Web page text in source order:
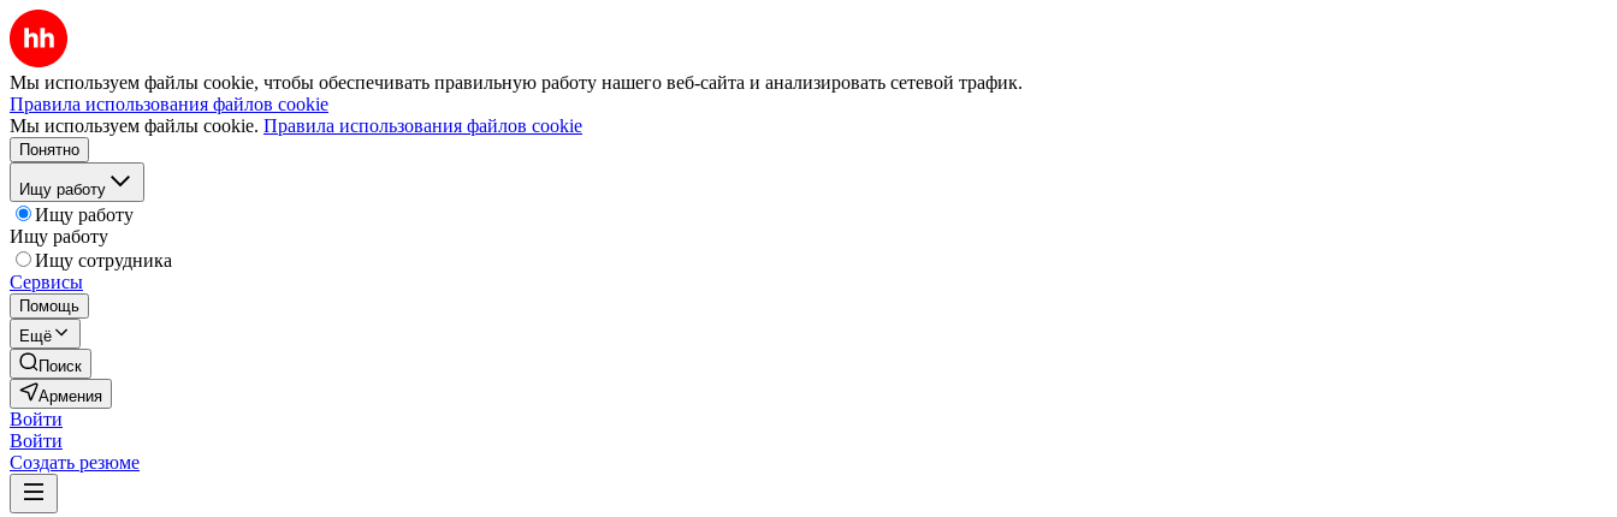
Мы используем файлы cookie, чтобы обеспечивать правильную работу нашего веб-сайта и анализировать сетевой трафик.
Правила использования файлов cookie
Мы используем файлы cookie. Правила использования файлов cookie
Понятно
Ищу работу
Ищу работу
Ищу работу
Ищу сотрудника
Сервисы
Помощь
Ещё
Поиск
Армения
Войти
Войти
Создать резюме